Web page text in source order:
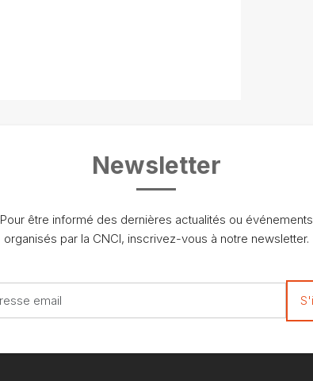
Newsletter
Pour être informé des dernières actualités ou événements
organisés par la CNCI, inscrivez-vous à notre newsletter.